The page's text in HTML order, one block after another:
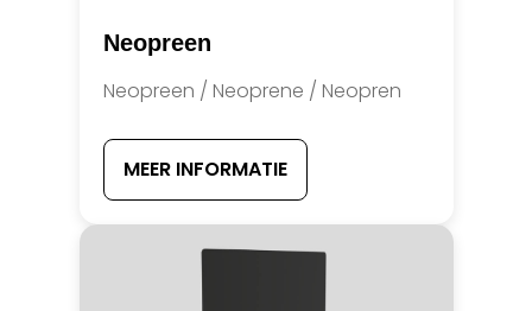
Neopreen
Neopreen / Neoprene / Neopren
MEER INFORMATIE